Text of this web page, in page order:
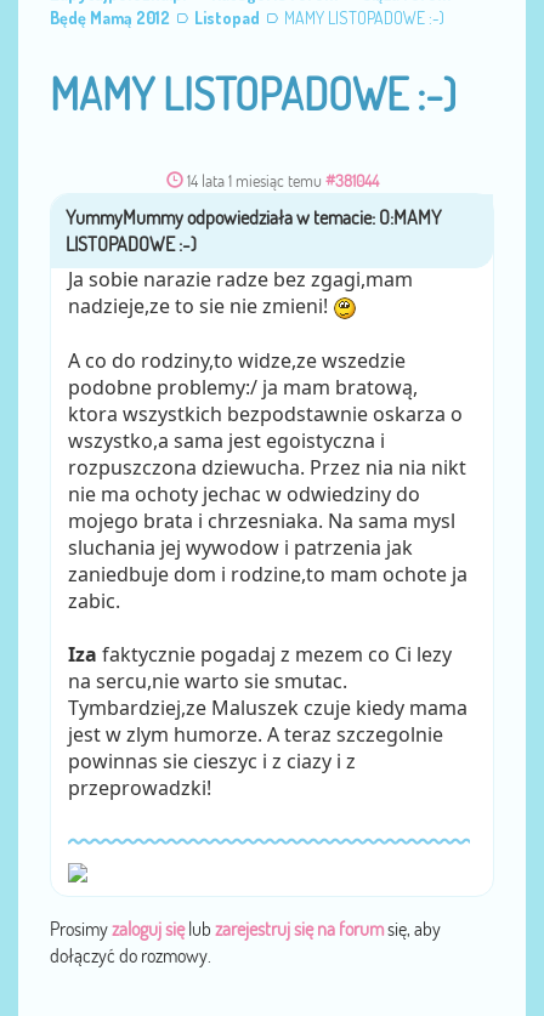
Będę Mamą 2012
Listopad MAMY LISTOPADOWE :-)
MAMY LISTOPADOWE :-)
14 lata 1 miesiąc temu #381044
przezYummyMummy
Ja sobie narazie radze bez zgagi,mam
nadzieje,ze to sie nie zmieni!
A co do rodziny,to widze,ze wszedzie
podobne problemy:/ ja mam bratową,
ktora wszystkich bezpodstawnie oskarza o
wszystko,a sama jest egoistyczna i
rozpuszczona dziewucha. Przez nia nia nikt
nie ma ochoty jechac w odwiedziny do
mojego brata i chrzesniaka. Na sama mysl
sluchania jej wywodow i patrzenia jak
zaniedbuje dom i rodzine,to mam ochote ja
zabic.
Iza faktycznie pogadaj z mezem co Ci lezy
na sercu,nie warto sie smutac.
Tymbardziej,ze Maluszek czuje kiedy mama
jest w zlym humorze. A teraz szczegolnie
powinnas sie cieszyc i z ciazy i z
przeprowadzki!
Prosimyzaloguj sięlub zarejestruj się na forumsię, aby
dołączyć do rozmowy.